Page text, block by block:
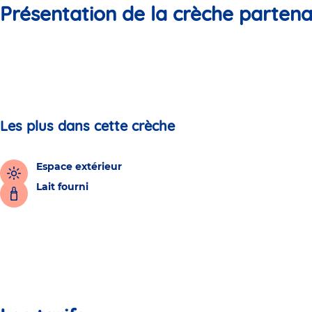
Présentation de la crèche
Les plus dans cette crèche
Espace extérieur
Lait fourni